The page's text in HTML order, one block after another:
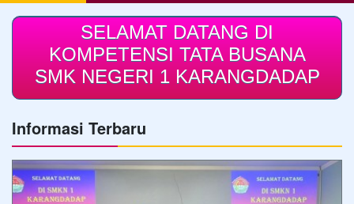
SELAMAT DATANG DI
KOMPETENSI TATA BUSANA
SMK NEGERI 1 KARANGDADAP
Informasi Terbaru